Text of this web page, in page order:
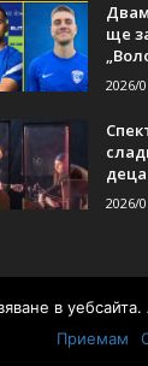
ще
2026/
2026/
в
Приемам